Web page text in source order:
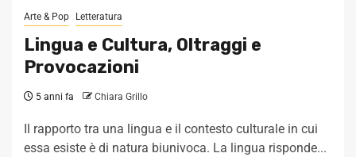
Arte & Pop Letteratura
Lingua e Cultura, Oltraggi e
Provocazioni
5 anni fa Chiara Grillo
Il rapporto tra una lingua e il contesto culturale in cui
essa esiste è di natura biunivoca. La lingua risponde...